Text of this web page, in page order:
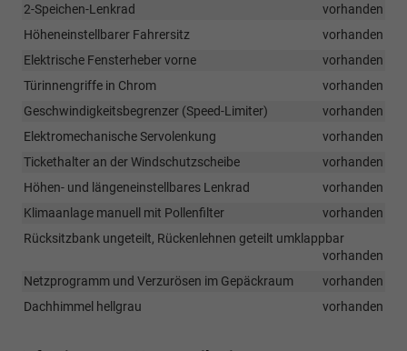
2-Speichen-Lenkrad
vorhanden
Höheneinstellbarer Fahrersitz
vorhanden
Elektrische Fensterheber vorne
vorhanden
Türinnengriffe in Chrom
vorhanden
Geschwindigkeitsbegrenzer (Speed-Limiter)
vorhanden
Elektromechanische Servolenkung
vorhanden
Tickethalter an der Windschutzscheibe
vorhanden
Höhen- und längeneinstellbares Lenkrad
vorhanden
Klimaanlage manuell mit Pollenfilter
vorhanden
Rücksitzbank ungeteilt, Rückenlehnen geteilt umklappbar
vorhanden
Netzprogramm und Verzurösen im Gepäckraum
vorhanden
Dachhimmel hellgrau
vorhanden